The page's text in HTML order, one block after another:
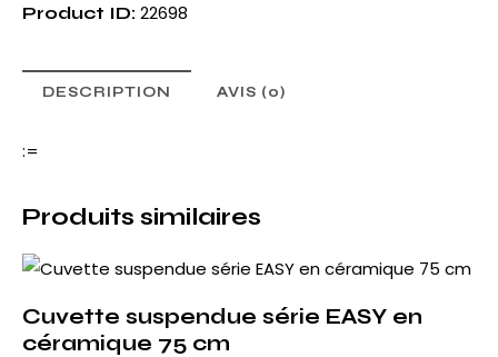
Product ID: 22698
DESCRIPTION AVIS (0)
:=
Produits similaires
Cuvette suspendue série EASY en
céramique 75 cm